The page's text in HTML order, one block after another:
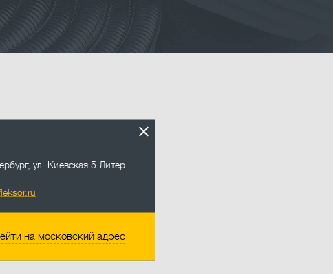
, ул. Киевская 5 Литер
на московский адрес